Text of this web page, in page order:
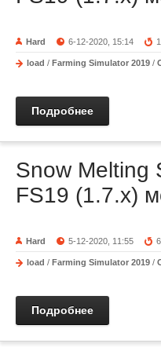
Hard 6-12-2020, 15:14
load / Farming Simulator 2019 /
Подробнее
Snow Melting
FS19 (1.7.x)
Hard 5-12-2020, 11:55
load / Farming Simulator 2019 /
Подробнее